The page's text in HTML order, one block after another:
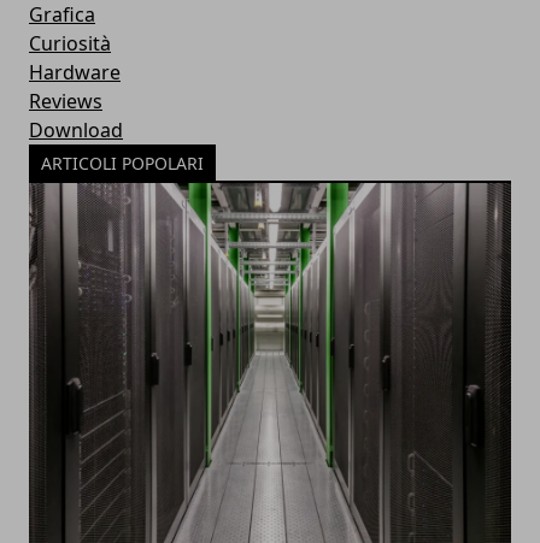
Grafica
Curiosità
Hardware
Reviews
Download
ARTICOLI POPOLARI